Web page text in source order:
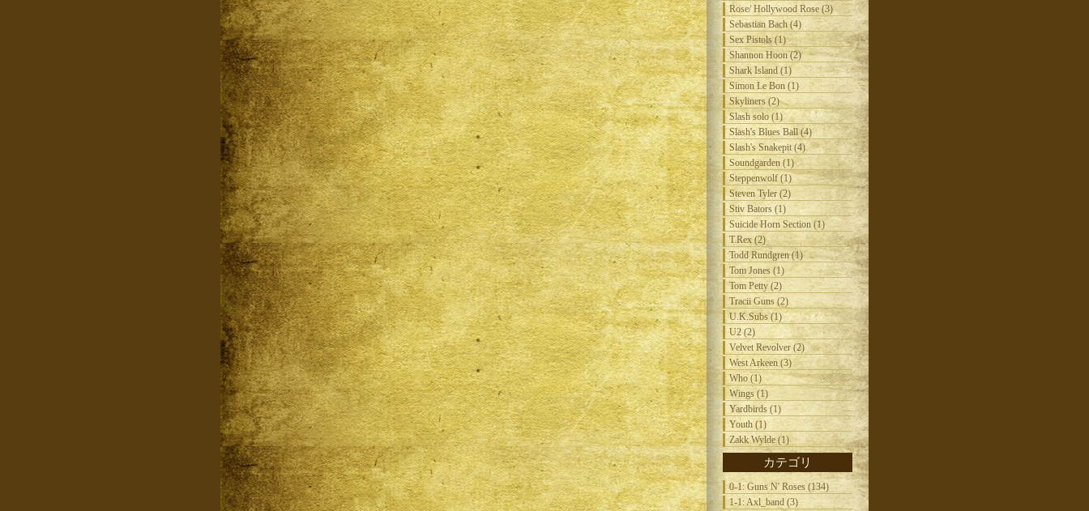
Rose/ Hollywood Rose (3)
Sebastian Bach (4)
Sex Pistols (1)
Shannon Hoon (2)
Shark Island (1)
Simon Le Bon (1)
Skyliners (2)
Slash solo (1)
Slash's Blues Ball (4)
Slash's Snakepit (4)
Soundgarden (1)
Steppenwolf (1)
Steven Tyler (2)
Stiv Bators (1)
Suicide Horn Section (1)
T.Rex (2)
Todd Rundgren (1)
Tom Jones (1)
Tom Petty (2)
Tracii Guns (2)
U.K.Subs (1)
U2 (2)
Velvet Revolver (2)
West Arkeen (3)
Who (1)
Wings (1)
Yardbirds (1)
Youth (1)
Zakk Wylde (1)
カテゴリ
0-1: Guns N' Roses (134)
1-1: Axl_band (3)